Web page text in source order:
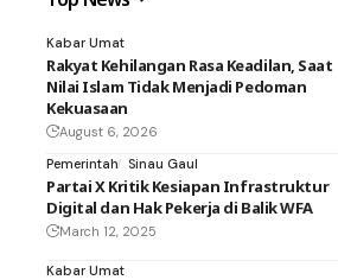
Kabar Umat
Rakyat Kehilangan Rasa Keadilan, Saat
Nilai Islam Tidak Menjadi Pedoman
Kekuasaan
August 6, 2026
Pemerintah
Sinau Gaul
Partai X Kritik Kesiapan Infrastruktur
Digital dan Hak Pekerja di Balik WFA
March 12, 2025
Kabar Umat